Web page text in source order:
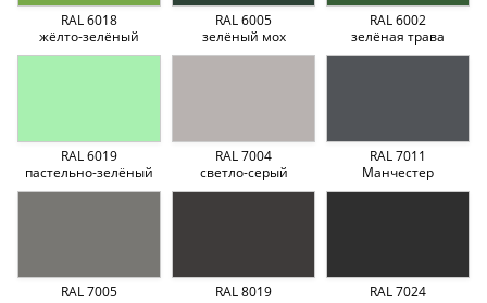
RAL 6018
жёлто-зелёный
RAL 6005
зелёный мох
RAL 6002
зелёная трава
RAL 6019
пастельно-зелёный
RAL 7004
светло-серый
RAL 7011
Манчестер
RAL 7005
RAL 8019
RAL 7024